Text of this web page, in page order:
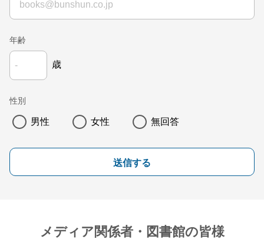
年齢
歳
性別
男性 女性 無回答
送信する
メディア関係者・図書館の皆様